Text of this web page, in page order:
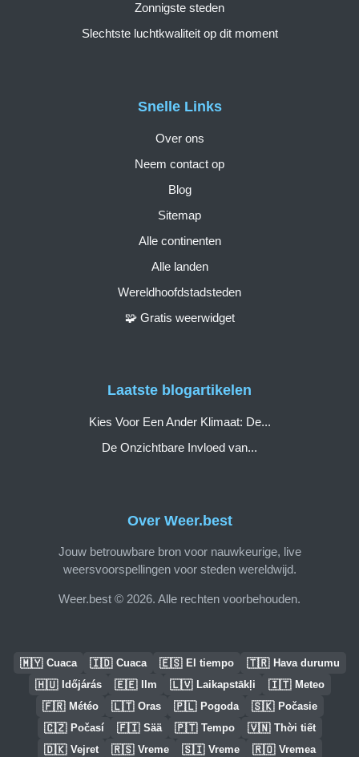
Over Weer.best
Jouw betrouwbare bron voor nauwkeurige, live
weersvoorspellingen voor steden wereldwijd.
Weer.best © 2026. Alle rechten voorbehouden.
Snelle Links
Over ons
Neem contact op
Blog
Sitemap
Alle continenten
Alle landen
Wereldhoofdstadsteden
🧩 Gratis weerwidget
Zonnigste steden
Slechtste luchtkwaliteit op dit moment
Laatste blogartikelen
Kies Voor Een Ander Klimaat: De...
De Onzichtbare Invloed van...
🇲🇾 Cuaca 🇮🇩 Cuaca 🇪🇸 El tiempo 🇹🇷 Hava durumu
🇭🇺 Időjárás 🇪🇪 Ilm 🇱🇻 Laikapstākļi 🇮🇹 Meteo
🇫🇷 Météo 🇱🇹 Oras 🇵🇱 Pogoda 🇸🇰 Počasie
🇨🇿 Počasí 🇫🇮 Sää 🇵🇹 Tempo 🇻🇳 Thời tiết
🇩🇰 Vejret 🇷🇸 Vreme 🇸🇮 Vreme 🇷🇴 Vremea